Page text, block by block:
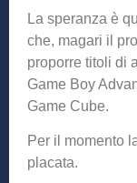
La speranza è
che, magari il
proporre titoli di
Game Boy
Game Cube.
Per il momento
placata.